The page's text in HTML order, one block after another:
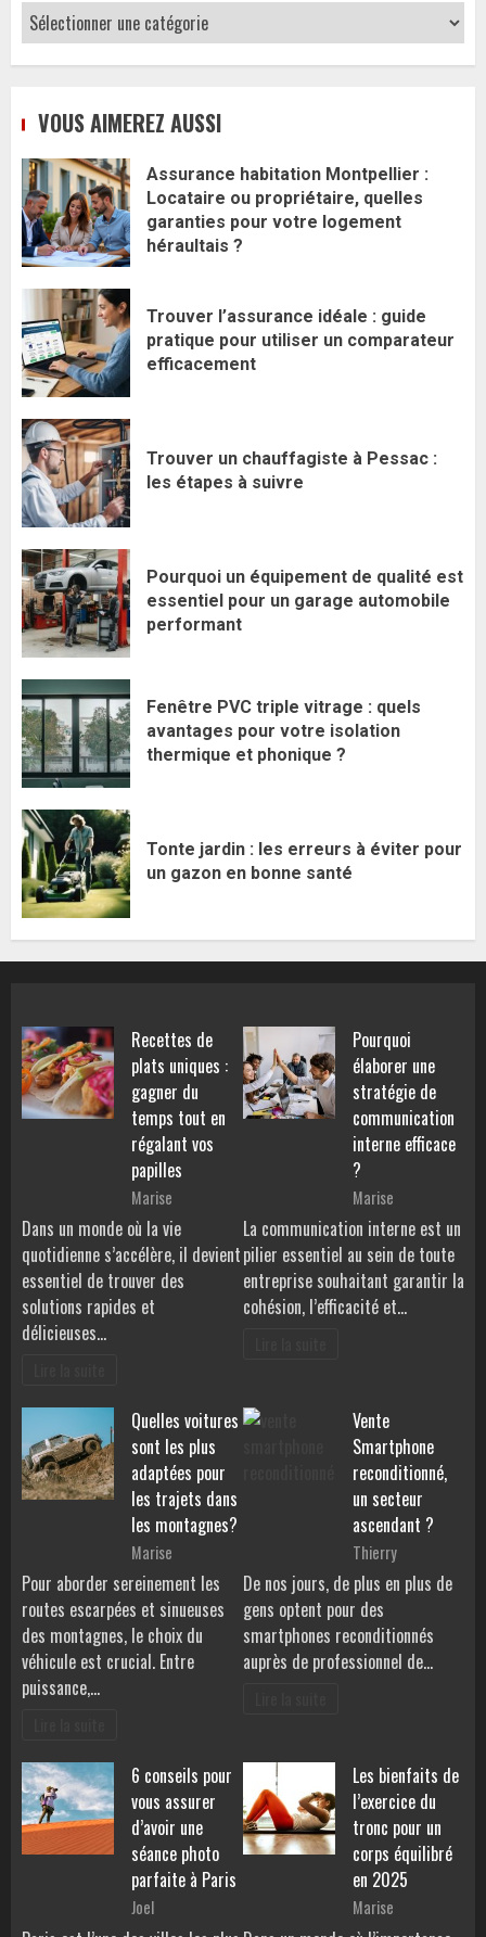
Catégories
VOUS AIMEREZ AUSSI
Assurance habitation Montpellier :
Locataire ou propriétaire, quelles
garanties pour votre logement
héraultais ?
Trouver l’assurance idéale : guide
pratique pour utiliser un comparateur
efficacement
Trouver un chauffagiste à Pessac :
les étapes à suivre
Pourquoi un équipement de qualité est
essentiel pour un garage automobile
performant
Fenêtre PVC triple vitrage : quels
avantages pour votre isolation
thermique et phonique ?
Tonte jardin : les erreurs à éviter pour
un gazon en bonne santé
Recettes de
plats uniques :
gagner du
temps tout en
régalant vos
papilles
Marise
Dans un monde où la vie
quotidienne s’accélère, il devient
essentiel de trouver des
solutions rapides et
délicieuses…
Pourquoi
élaborer une
stratégie de
communication
interne efficace
?
Marise
La communication interne est un
pilier essentiel au sein de toute
entreprise souhaitant garantir la
cohésion, l’efficacité et…
Quelles voitures
sont les plus
adaptées pour
les trajets dans
les montagnes?
Marise
Pour aborder sereinement les
routes escarpées et sinueuses
des montagnes, le choix du
véhicule est crucial. Entre
puissance,…
Vente
Smartphone
reconditionné,
un secteur
ascendant ?
Thierry
De nos jours, de plus en plus de
gens optent pour des
smartphones reconditionnés
auprès de professionnel de…
6 conseils pour
vous assurer
d’avoir une
séance photo
parfaite à Paris
Joel
Les bienfaits de
l’exercice du
tronc pour un
corps équilibré
en 2025
Marise